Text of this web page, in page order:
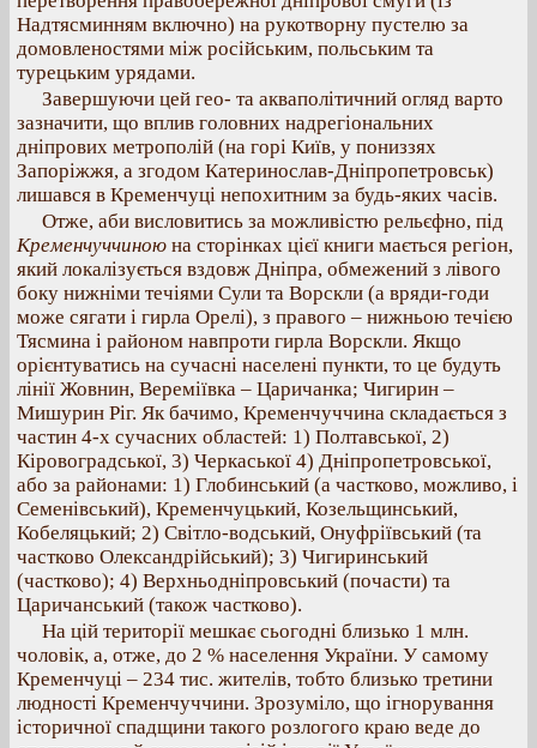
Надтясминням включно) на рукотворну пустелю за
домовленостями між російським, польським та
турецьким урядами.
Завершуючи цей гео- та акваполітичний огляд варто
зазначити, що вплив головних надрегіональних
дніпрових метрополій (на горі Київ, у пониззях
Запоріжжя, а згодом Катеринослав-Дніпропетровськ)
лишався в Кременчуці непохитним за будь-яких часів.
Отже, аби висловитись за можливістю рельєфно, під
Кременчуччиною на сторінках цієї книги мається регіон,
який локалізується вздовж Дніпра, обмежений з лівого
боку нижніми течіями Сули та Ворскли (а вряди-годи
може сягати і гирла Орелі), з правого – нижньою течією
Тясмина і районом навпроти гирла Ворскли. Якщо
орієнтуватись на сучасні населені пункти, то це будуть
лінії Жовнин, Вереміївка – Царичанка; Чигирин –
Мишурин Ріг. Як бачимо, Кременчуччина складається з
частин 4-х сучасних областей: 1) Полтавської, 2)
Кіровоградської, 3) Черкаської 4) Дніпропетровської,
або за районами: 1) Глобинський (а частково, можливо, і
Семенівський), Кременчуцький, Козельщинський,
Кобеляцький; 2) Світло-водський, Онуфріївський (та
частково Олександрійський); 3) Чигиринський
(частково); 4) Верхньодніпровський (почасти) та
Царичанський (також частково).
На цій території мешкає сьогодні близько 1 млн.
чоловік, а, отже, до 2 % населення України. У самому
Кременчуці – 234 тис. жителів, тобто близько третини
людності Кременчуччини. Зрозуміло, що ігнорування
історичної спадщини такого розлогого краю веде до